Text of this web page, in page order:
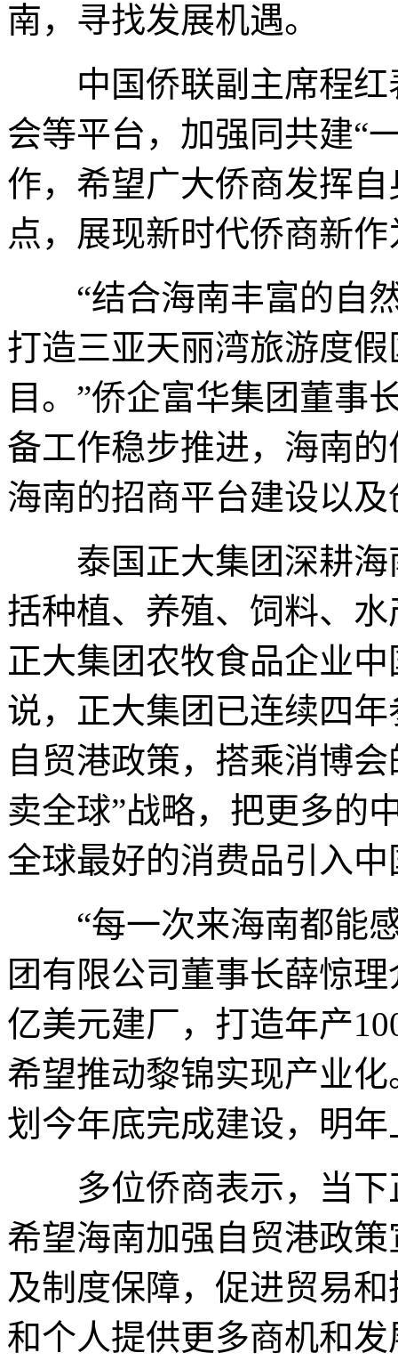
南，寻找发展机遇。
中国侨联副主席程红
会等平台，加强同共建“
作，希望广大侨商发挥
点，展现新时代侨商新作
“结合海南丰富的自然
打造三亚天丽湾旅游度
目。”侨企富华集团董事
备工作稳步推进，海南
海南的招商平台建设以
泰国正大集团深耕海
括种植、养殖、饲料、
正大集团农牧食品企业
说，正大集团已连续四
自贸港政策，搭乘消博
卖全球”战略，把更多的
全球最好的消费品引入中
“每一次来海南都能感
团有限公司董事长薛惊
亿美元建厂，打造年产
希望推动黎锦实现产业
划今年底完成建设，明
多位侨商表示，当下
希望海南加强自贸港政
及制度保障，促进贸易
和个人提供更多商机和